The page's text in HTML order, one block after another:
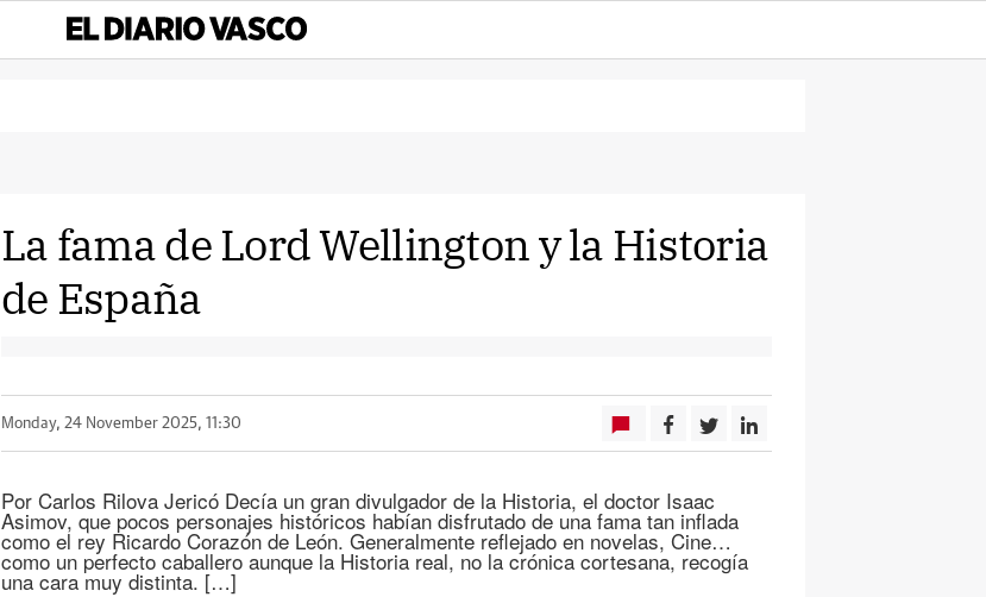
La fama de Lord Wellington y la Historia
de España
Monday, 24 November 2025, 11:30
Por Carlos Rilova Jericó Decía un gran divulgador de la Historia, el doctor Isaac
Asimov, que pocos personajes históricos habían disfrutado de una fama tan inflada
como el rey Ricardo Corazón de León. Generalmente reflejado en novelas, Cine…
como un perfecto caballero aunque la Historia real, no la crónica cortesana, recogía
una cara muy distinta. […]